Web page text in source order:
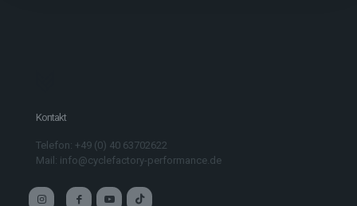
Kontakt
Telefon: +49 (0) 40 63702622
Mail: info@cyclefactory-performance.de